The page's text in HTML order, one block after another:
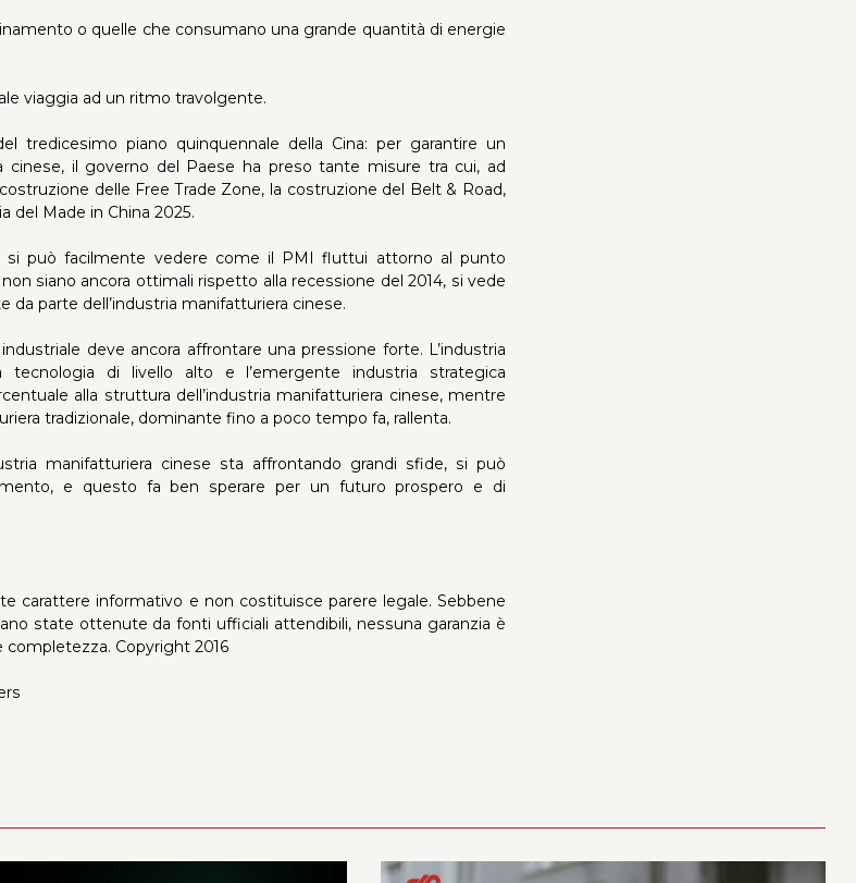
o quelle che consumano una grande quantità di energie
viaggia ad un ritmo travolgente.
tredicesimo piano quinquennale della Cina: per garantire un
cinese, il governo del Paese ha preso tante misure tra cui, ad
delle Free Trade Zone, la costruzione del Belt & Road,
del Made in China 2025.
si può facilmente vedere come il PMI fluttui attorno al punto
siano ancora ottimali rispetto alla recessione del 2014, si vede
da parte dell’industria manifatturiera cinese.
deve ancora affrontare una pressione forte. L’industria
tecnologia di livello alto e l’emergente industria strategica
alla struttura dell’industria manifatturiera cinese, mentre
tradizionale, dominante fino a poco tempo fa, rallenta.
manifatturiera cinese sta affrontando grandi sfide, si può
e questo fa ben sperare per un futuro prospero e di
carattere informativo e non costituisce parere legale. Sebbene
state ottenute da fonti ufficiali attendibili, nessuna garanzia è
Copyright 2016